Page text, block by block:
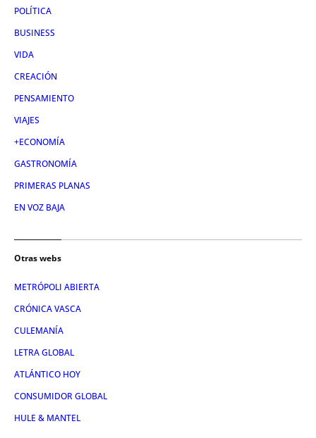
POLÍTICA
BUSINESS
VIDA
CREACIÓN
PENSAMIENTO
VIAJES
+ECONOMÍA
GASTRONOMÍA
PRIMERAS PLANAS
EN VOZ BAJA
Otras webs
METRÓPOLI ABIERTA
CRÓNICA VASCA
CULEMANÍA
LETRA GLOBAL
ATLÁNTICO HOY
CONSUMIDOR GLOBAL
HULE & MANTEL